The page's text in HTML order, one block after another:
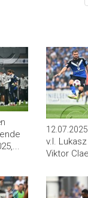
v.l.
Viktor